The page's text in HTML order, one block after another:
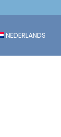
NEDERLANDS